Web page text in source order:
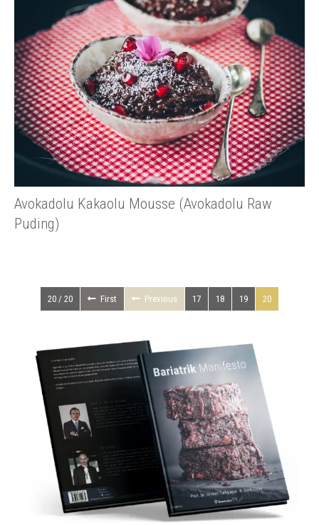
Avokadolu Kakaolu Mousse (Avokadolu Raw
Puding)
20 / 20 First Previous 17 18 19 20